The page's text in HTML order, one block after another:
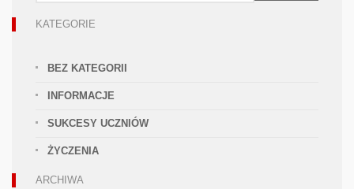
KATEGORIE
BEZ KATEGORII
INFORMACJE
SUKCESY UCZNIÓW
ŻYCZENIA
ARCHIWA